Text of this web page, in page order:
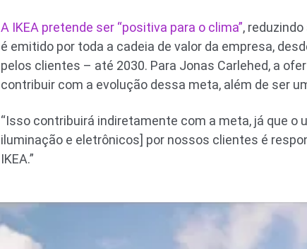
A IKEA pretende ser “positiva para o clima”,
é emitido por toda a cadeia de valor da empresa,
pelos clientes – até 2030. Para Jonas Carlehed, a
contribuir com a evolução dessa meta, além de ser
“Isso contribuirá indiretamente com a meta, já que
iluminação e eletrônicos] por nossos clientes é
IKEA.”